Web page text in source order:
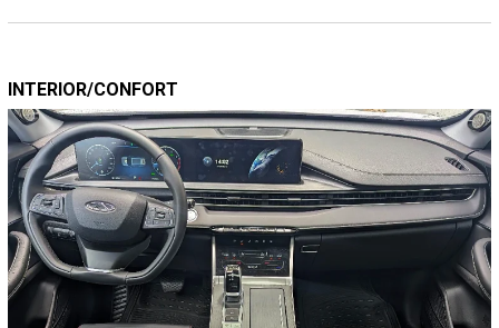
INTERIOR/CONFORT